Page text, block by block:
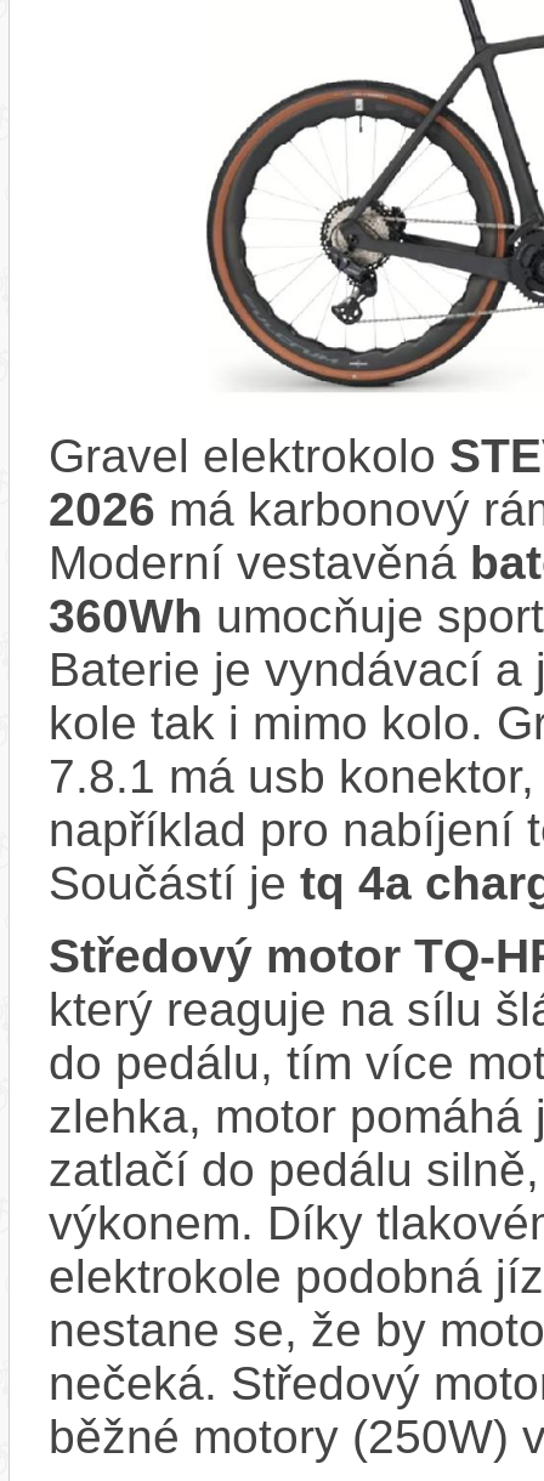
Gravel elektrokolo
2026 má karbonový
Moderní vestavěná
360Wh umocňuje
Baterie je vyndávací
kole tak i mimo kolo.
7.8.1 má usb
například pro nabíjení
Součástí je tq 4a
Středový motor TQ-
který reaguje na sílu
do pedálu, tím více
zlehka, motor
zatlačí do pedálu
výkonem. Díky
elektrokole podobná
nestane se, že by
nečeká. Středový
běžné motory (250W)